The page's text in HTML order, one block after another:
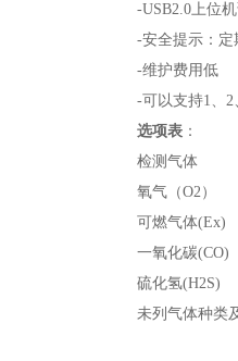
-USB2.0上位
-安全提示：
-维护费用低
-可以支持1、
选项表 ：
检测气体
氧气（O2）
可燃气体(Ex)
一氧化碳(CO)
硫化氢(H2S)
未列气体种类